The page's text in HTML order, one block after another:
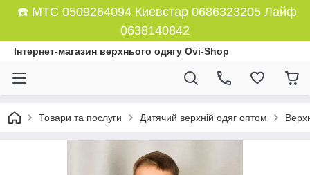
☎️ МТС 0509264094 Киевстар 0686323205 Лайф
0638140842
Інтернет-магазин верхнього одягу Ovi-Shop
Товари та послуги Дитячий верхній одяг оптом